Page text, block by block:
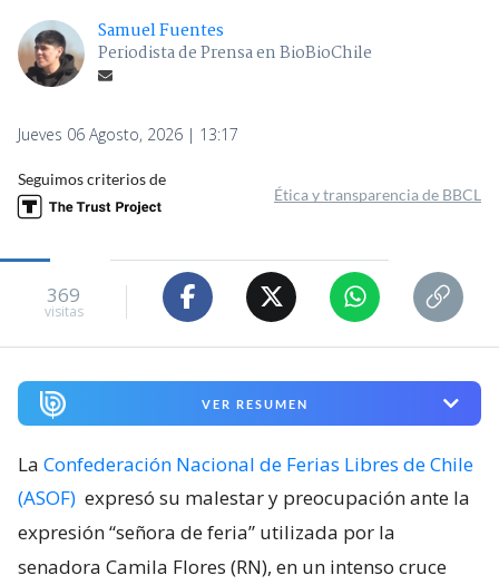
Samuel Fuentes
Periodista de Prensa en BioBioChile
Jueves 06 Agosto, 2026 | 13:17
Seguimos criterios de
Ética y transparencia de BBCL
369
visitas
VER RESUMEN
La Confederación Nacional de Ferias Libres de Chile
(ASOF) expresó su malestar y preocupación ante la
expresión “señora de feria” utilizada por la
senadora Camila Flores (RN), en un intenso cruce